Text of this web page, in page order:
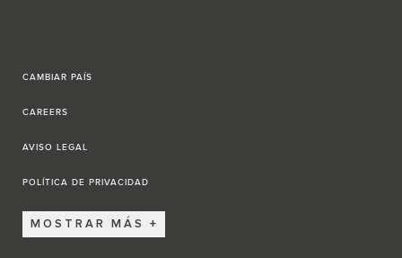
CAMBIAR PAÍS
CAREERS
AVISO LEGAL
POLÍTICA DE PRIVACIDAD
MOSTRAR MÁS